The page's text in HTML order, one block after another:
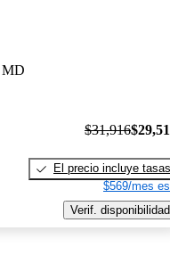
MD
$31,916
El precio incluye tasas
$569/mes
Verif. disponibilidad